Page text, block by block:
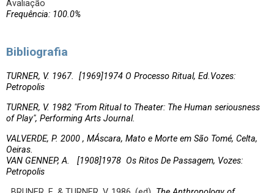
Avaliação
Frequência: 100.0%
Bibliografia
TURNER, V. 1967. [1969]1974 O Processo Ritual, Ed.Vozes:
Petropolis
TURNER, V. 1982 "From Ritual to Theater: The Human seriousness
of Play", Performing Arts Journal.
VALVERDE, P. 2000 , MÁscara, Mato e Morte em São Tomé, Celta,
Oeiras.
VAN GENNEP, A. [1908]1978 Os Ritos De Passagem, Vozes:
Petropolis